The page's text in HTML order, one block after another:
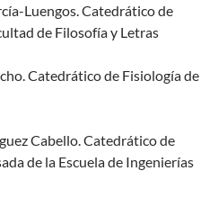
Luengos. Catedrático de
de Filosofía y Letras
Catedrático de Fisiología de
Cabello. Catedrático de
de la Escuela de Ingenierías